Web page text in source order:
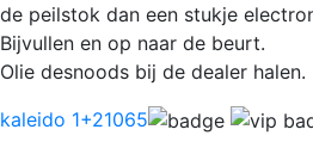
de peilstok dan een stukje
Bijvullen en op naar de beurt.
Olie desnoods bij de dealer halen.
kaleido 1+21065